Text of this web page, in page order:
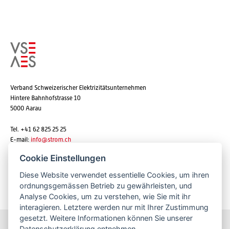
Verband Schweizerischer Elektrizitätsunternehmen
Hintere Bahnhofstrasse 10
5000 Aarau
Tel. +41 62 825 25 25
E-mail: info@strom.ch
Newsletter abonnieren
Cookie Einstellungen
Diese Website verwendet essentielle Cookies, um ihren
ordnungsgemässen Betrieb zu gewährleisten, und
Analyse Cookies, um zu verstehen, wie Sie mit ihr
interagieren. Letztere werden nur mit Ihrer Zustimmung
gesetzt. Weitere Informationen können Sie unserer